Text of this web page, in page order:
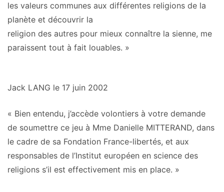
les valeurs communes aux différentes religions de la
planète et découvrir la
religion des autres pour mieux connaître la sienne, me
paraissent tout à fait louables. »
Jack LANG le 17 juin 2002
« Bien entendu, j’accède volontiers à votre demande
de soumettre ce jeu à Mme Danielle MITTERAND, dans
le cadre de sa Fondation France-libertés, et aux
responsables de l’Institut européen en science des
religions s’il est effectivement mis en place. »